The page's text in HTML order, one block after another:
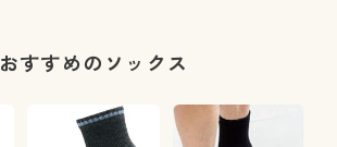
おすすめのソックス